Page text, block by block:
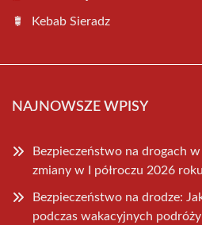
Kebab Sieradz
NAJNOWSZE WPISY
Bezpieczeństwo na drogach
zmiany w I półroczu 2026 roku
Bezpieczeństwo na drodze:
podczas wakacyjnych podróży